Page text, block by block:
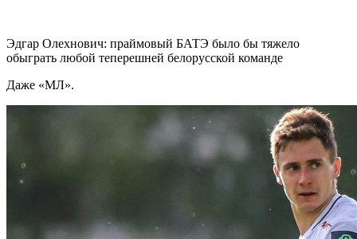
Эдгар Олехнович: праймовый БАТЭ было бы тяжело
обыграть любой теперешней белорусской команде
Даже «МЛ».